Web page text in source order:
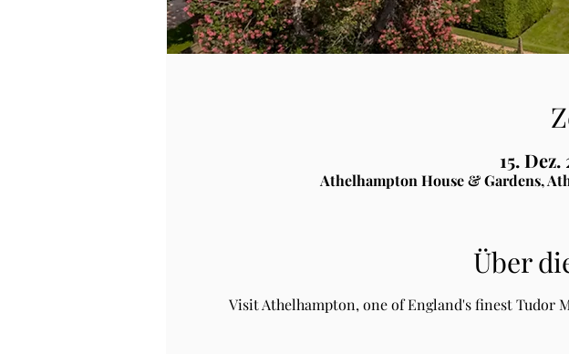
15.
Athelhampton House & Gardens,
Über
Visit Athelhampton, one of England's finest Tudor